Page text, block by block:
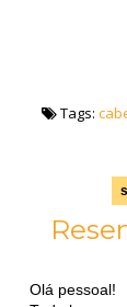
Tags:
Olá pessoal!